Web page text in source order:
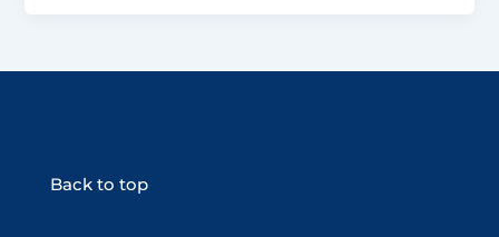
Back to top